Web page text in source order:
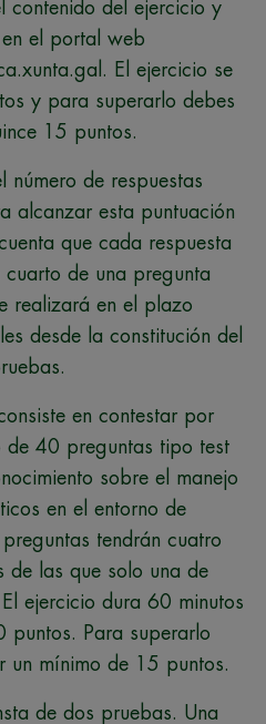
contenido del ejercicio y
en el portal web
El ejercicio se
y para superarlo debes
15 puntos.
número de respuestas
alcanzar esta puntuación
que cada respuesta
de una pregunta
realizará en el plazo
desde la constitución del
en contestar por
de 40 preguntas tipo test
sobre el manejo
en el entorno de
tendrán cuatro
de las que solo una de
ejercicio dura 60 minutos
Para superarlo
un mínimo de 15 puntos.
de dos pruebas. Una